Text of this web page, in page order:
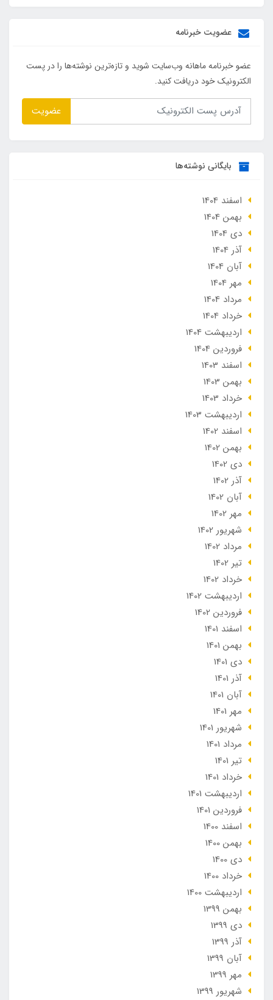
عضویت خبرنامه
عضو خبرنامه ماهانه وب‌سایت شوید و تازه‌ترین نوشته‌ها را در پست
الکترونیک خود دریافت کنید.
عضویت
بایگانی نوشته‌ها
اسفند 1404
بهمن 1404
دی 1404
آذر 1404
آبان 1404
مهر 1404
مرداد 1404
خرداد 1404
ارديبهشت 1404
فروردین 1404
اسفند 1403
بهمن 1403
خرداد 1403
ارديبهشت 1403
اسفند 1402
بهمن 1402
دی 1402
آذر 1402
آبان 1402
مهر 1402
شهریور 1402
مرداد 1402
تير 1402
خرداد 1402
ارديبهشت 1402
فروردین 1402
اسفند 1401
بهمن 1401
دی 1401
آذر 1401
آبان 1401
مهر 1401
شهریور 1401
مرداد 1401
تير 1401
خرداد 1401
ارديبهشت 1401
فروردین 1401
اسفند 1400
بهمن 1400
دی 1400
خرداد 1400
ارديبهشت 1400
بهمن 1399
دی 1399
آذر 1399
آبان 1399
مهر 1399
شهریور 1399